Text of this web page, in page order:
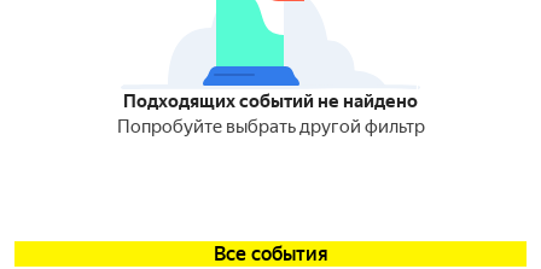
Подходящих событий не найдено
Попробуйте выбрать другой фильтр
Все события